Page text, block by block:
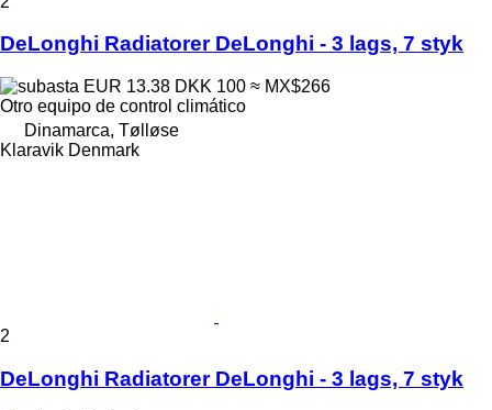
DeLonghi Radiatorer DeLonghi - 3 lags, 7 styk
EUR 13.38 DKK 100 ≈ MX$266
Otro equipo de control climático
Dinamarca, Tølløse
Klaravik Denmark
2
DeLonghi Radiatorer DeLonghi - 3 lags, 7 styk